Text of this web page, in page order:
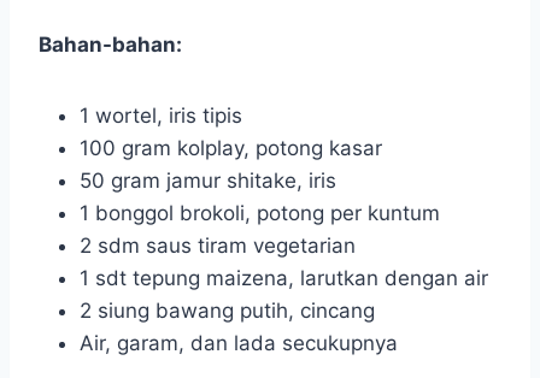
Bahan-bahan:
1 wortel, iris tipis
100 gram kolplay, potong kasar
50 gram jamur shitake, iris
1 bonggol brokoli, potong per kuntum
2 sdm saus tiram vegetarian
1 sdt tepung maizena, larutkan dengan air
2 siung bawang putih, cincang
Air, garam, dan lada secukupnya